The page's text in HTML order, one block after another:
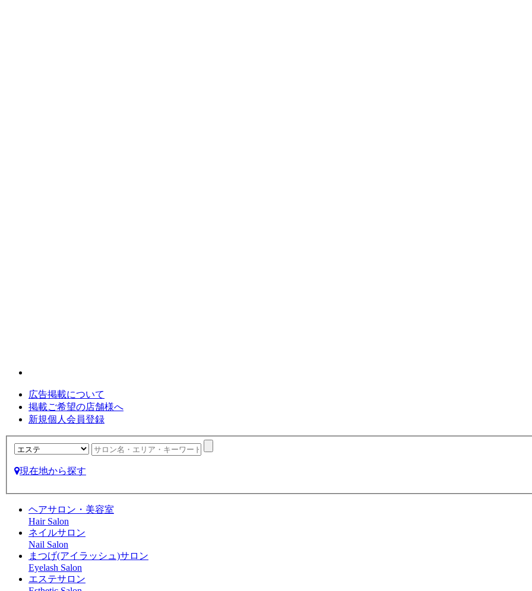
広告掲載について
掲載ご希望の店舗様へ
新規個人会員登録
現在地から探す
ヘアサロン・美容室
Hair Salon
ネイルサロン
Nail Salon
まつげ(アイラッシュ)サロン
Eyelash Salon
エステサロン